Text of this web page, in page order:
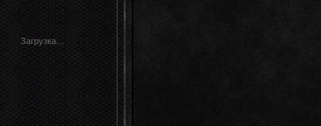
Загрузка…